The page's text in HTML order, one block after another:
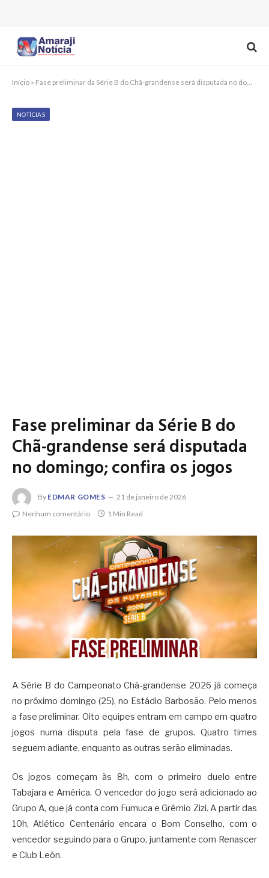
Início » Fase preliminar da Série B do Chã-grandense será disputada no domingo; confira os jogos
NOTÍCIAS
Fase preliminar da Série B do
Chã-grandense será disputada
no domingo; confira os jogos
By EDMAR GOMES
21 de janeiro de 2026
Nenhum comentário
1 Min Read
A Série B do Campeonato Chã-grandense 2026 já começa
no próximo domingo (25), no Estádio Barbosão. Pelo menos
a fase preliminar. Oito equipes entram em campo em quatro
jogos numa disputa pela fase de grupos. Quatro times
seguem adiante, enquanto as outras serão eliminadas.
Os jogos começam às 8h, com o primeiro duelo entre
Tabajara e América. O vencedor do jogo será adicionado ao
Grupo A, que já conta com Fumuca e Grêmio Zizi. A partir das
10h, Atlético Centenário encara o Bom Conselho, com o
vencedor seguindo para o Grupo, juntamente com Renascer
e Club León.